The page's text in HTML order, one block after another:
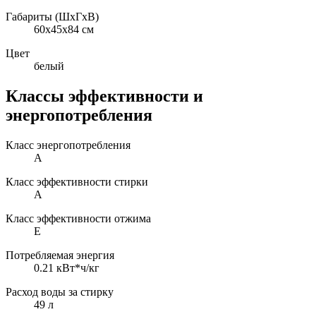
Габариты (ШxГxВ)
60x45x84 см
Цвет
белый
Классы эффективности и
энергопотребления
Класс энергопотребления
A
Класс эффективности стирки
A
Класс эффективности отжима
E
Потребляемая энергия
0.21 кВт*ч/кг
Расход воды за стирку
49 л